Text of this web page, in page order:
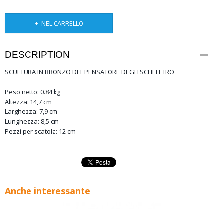
NEL CARRELLO
DESCRIPTION
SCULTURA IN BRONZO DEL PENSATORE DEGLI SCHELETRO
Peso netto: 0.84 kg
Altezza: 14,7 cm
Larghezza: 7,9 cm
Lunghezza: 8,5 cm
Pezzi per scatola: 12 cm
Anche interessante